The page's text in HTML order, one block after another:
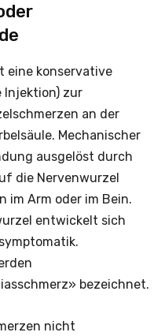
eine konservative
Injektion) zur
an der
Mechanischer
ausgelöst durch
die Nervenwurzel
im Arm oder im Bein.
entwickelt sich
bezeichnet.
nicht